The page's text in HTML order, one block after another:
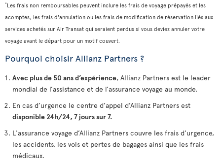
*Les frais non remboursables peuvent inclure les frais de voyage prépayés et les
acomptes, les frais d'annulation ou les frais de modification de réservation liés aux
services achetés sur Air Transat qui seraient perdus si vous deviez annuler votre
voyage avant le départ pour un motif couvert.
Pourquoi choisir Allianz Partners ?
Avec plus de 50 ans d’expérience, Allianz Partners est le leader
mondial de l’assistance et de l’assurance voyage au monde.
En cas d’urgence le centre d’appel d’Allianz Partners est
disponible 24h/24, 7 jours sur 7.
L'assurance voyage d’Allianz Partners couvre les frais d'urgence,
les accidents, les vols et pertes de bagages ainsi que les frais
médicaux.